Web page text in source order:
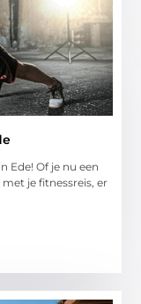
Ede! Of je nu een
je fitnessreis, er